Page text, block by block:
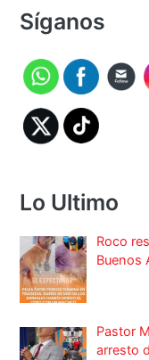
Síganos
Lo Ultimo
Roco
Buenos
Pastor
arresto